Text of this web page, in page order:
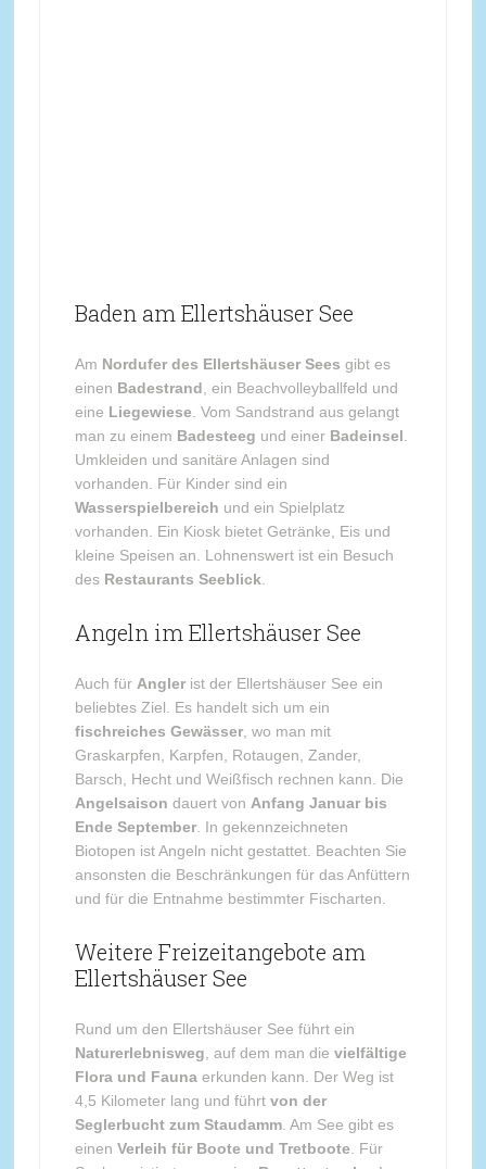
Baden am Ellertshäuser See
Am Nordufer des Ellertshäuser Sees gibt es
einen Badestrand , ein Beachvolleyballfeld und
eine Liegewiese . Vom Sandstrand aus gelangt
man zu einem Badesteeg und einer Badeinsel
Umkleiden und sanitäre Anlagen sind
vorhanden. Für Kinder sind ein
Wasserspielbereich und ein Spielplatz
vorhanden. Ein Kiosk bietet Getränke, Eis und
kleine Speisen an. Lohnenswert ist ein Besuch
des Restaurants Seeblick
Angeln im Ellertshäuser See
Auch für Anglerist der Ellertshäuser See ein
beliebtes Ziel. Es handelt sich um ein
fischreiches Gewässer, wo man mit
Graskarpfen, Karpfen, Rotaugen, Zander,
Barsch, Hecht und Weißfisch rechnen kann. Die
Angelsaison dauert von Anfang Januar bis
Ende September. In gekennzeichneten
Biotopen ist Angeln nicht gestattet. Beachten Sie
ansonsten die Beschränkungen für das Anfüttern
und für die Entnahme bestimmter Fischarten.
Weitere Freizeitangebote am
Ellertshäuser See
Rund um den Ellertshäuser See führt ein
Naturerlebnisweg , auf dem man die vielfältige
Flora und Faunaerkunden kann. Der Weg ist
4,5 Kilometer lang und führt von der
Seglerbucht zum Staudamm. Am See gibt es
einen Verleih für Boote und Tretboote . Für